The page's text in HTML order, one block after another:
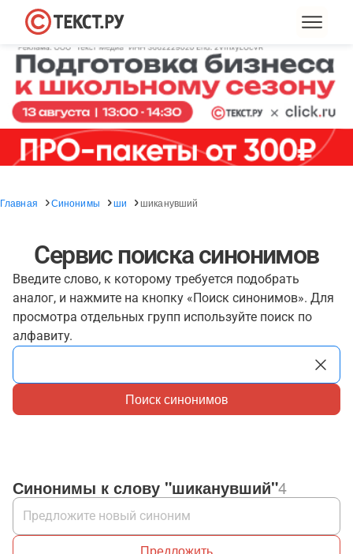
Главная Синонимы ши шиканувший
Сервис поиска синонимов
Введите слово, к которому требуется подобрать
аналог, и нажмите на кнопку «Поиск синонимов». Для
просмотра отдельных групп используйте поиск по
алфавиту.
Поиск синонимов
Синонимы к слову "шиканувший"4